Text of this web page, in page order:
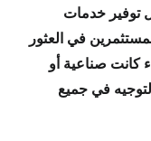
توفير خدمات
في العثور
كانت صناعية أو
في جميع